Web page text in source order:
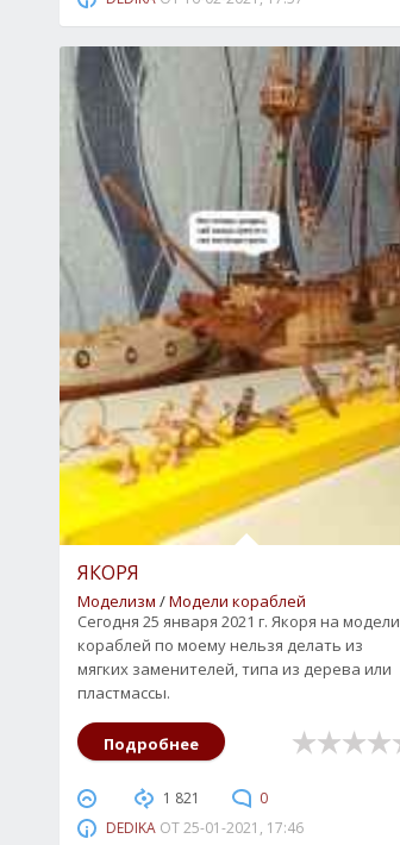
ЯКОРЯ
Моделизм /Модели кораблей
Сегодня 25 января 2021 г. Якоря на модели
кораблей по моему нельзя делать из
мягких заменителей, типа из дерева или
пластмассы.
Подробнее
1 821
0
DEDIKAОТ25-01-2021, 17:46
4 5